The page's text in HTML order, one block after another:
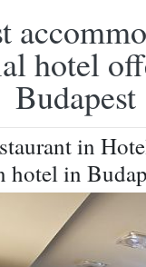
hotel
Budapest
in
hotel in